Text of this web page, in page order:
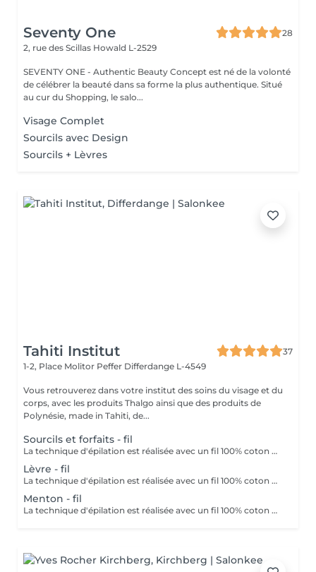
Seventy One
28
2, rue des Scillas Howald L-2529
SEVENTY ONE - Authentic Beauty Concept est né de la volonté
de célébrer la beauté dans sa forme la plus authentique. Situé
au cur du Shopping, le salo...
Visage Complet
Sourcils avec Design
Sourcils + Lèvres
Tahiti Institut
37
1-2, Place Molitor Peffer Differdange L-4549
Vous retrouverez dans votre institut des soins du visage et du
corps, avec les produits Thalgo ainsi que des produits de
Polynésie, made in Tahiti, de...
Sourcils et forfaits - fil
La technique d'épilation est réalisée avec un fil 100% coton pour votre plus grand confort.
Lèvre - fil
La technique d'épilation est réalisée avec un fil 100% coton pour votre plus grand confort.
Menton - fil
La technique d'épilation est réalisée avec un fil 100% coton pour votre plus grand confort.